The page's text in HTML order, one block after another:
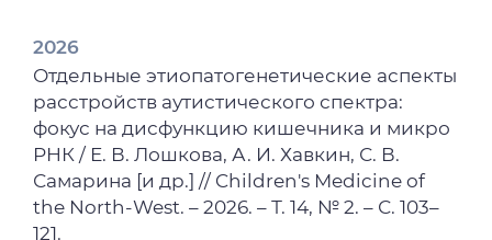
2026
Отдельные этиопатогенетические аспекты
расстройств аутистического спектра:
фокус на дисфункцию кишечника и микро
РНК / Е. В. Лошкова, А. И. Хавкин, С. В.
Самарина [и др.] // Children's Medicine of
the North-West. – 2026. – Т. 14, № 2. – С. 103–
121.